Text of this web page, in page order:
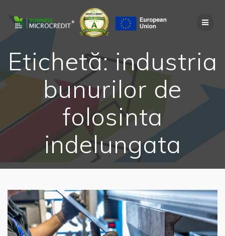
to
content
Etichetă:industria
bunurilor de
folosinta
indelungata